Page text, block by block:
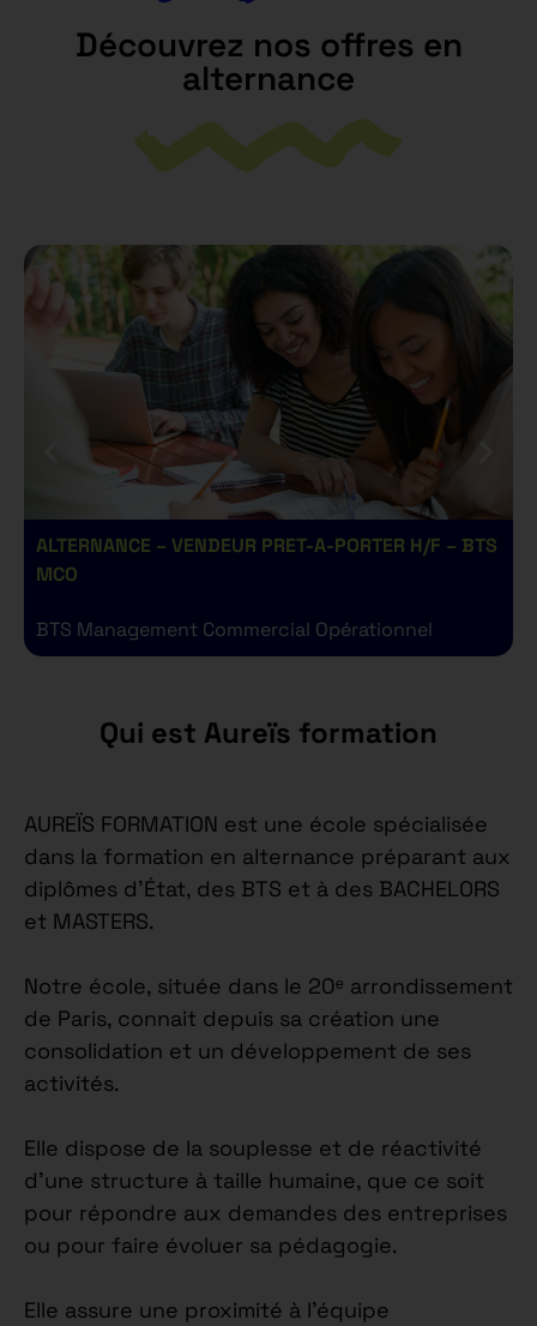
Découvrez nos offres en
alternance
ALTERNANCE – VENDEUR PRET-A-PORTER H/F – BTS
MCO
BTS Management Commercial Opérationnel
Qui est Aureïs formation
AUREÏS FORMATION est une école spécialisée
dans la formation en alternance préparant aux
diplômes d’État, des BTS et à des BACHELORS
et MASTERS.
Notre école, située dans le 20ᵉ arrondissement
de Paris, connait depuis sa création une
consolidation et un développement de ses
activités.
Elle dispose de la souplesse et de réactivité
d’une structure à taille humaine, que ce soit
pour répondre aux demandes des entreprises
ou pour faire évoluer sa pédagogie.
Elle assure une proximité à l’équipe